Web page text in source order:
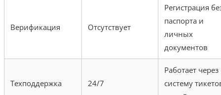
Верификация Отсутствует
Регистрация
паспорта и
личных
документов
Техподдержка 24/7
Работает через
систему